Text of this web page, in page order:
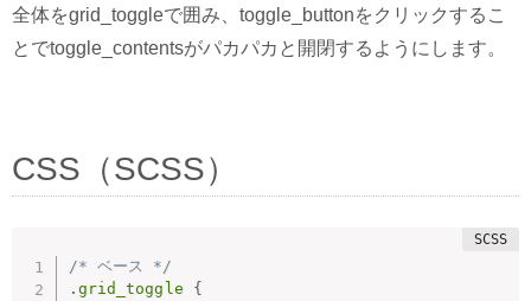
全体をgrid_toggleで囲み、toggle_buttonをクリックするこ
とでtoggle_contentsがパカパカと開閉するようにします。
CSS（SCSS）
/* ベース */
.grid_toggle {